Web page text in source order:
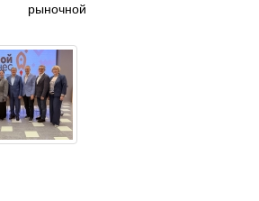
рыночной